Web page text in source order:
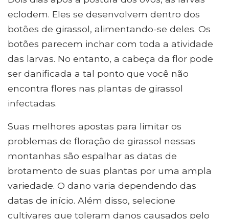
eclodem. Eles se desenvolvem dentro dos
botões de girassol, alimentando-se deles. Os
botões parecem inchar com toda a atividade
das larvas. No entanto, a cabeça da flor pode
ser danificada a tal ponto que você não
encontra flores nas plantas de girassol
infectadas.
Suas melhores apostas para limitar os
problemas de floração de girassol nessas
montanhas são espalhar as datas de
brotamento de suas plantas por uma ampla
variedade. O dano varia dependendo das
datas de início. Além disso, selecione
cultivares que toleram danos causados ​​pelo